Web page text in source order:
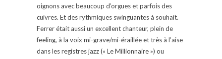
oignons avec beaucoup d’orgues et parfois des
cuivres. Et des rythmiques swinguantes à souhait.
Ferrer était aussi un excellent chanteur, plein de
feeling, à la voix mi-grave/mi-éraillée et très à l’aise
dans les registres jazz (« Le Millionnaire ») ou